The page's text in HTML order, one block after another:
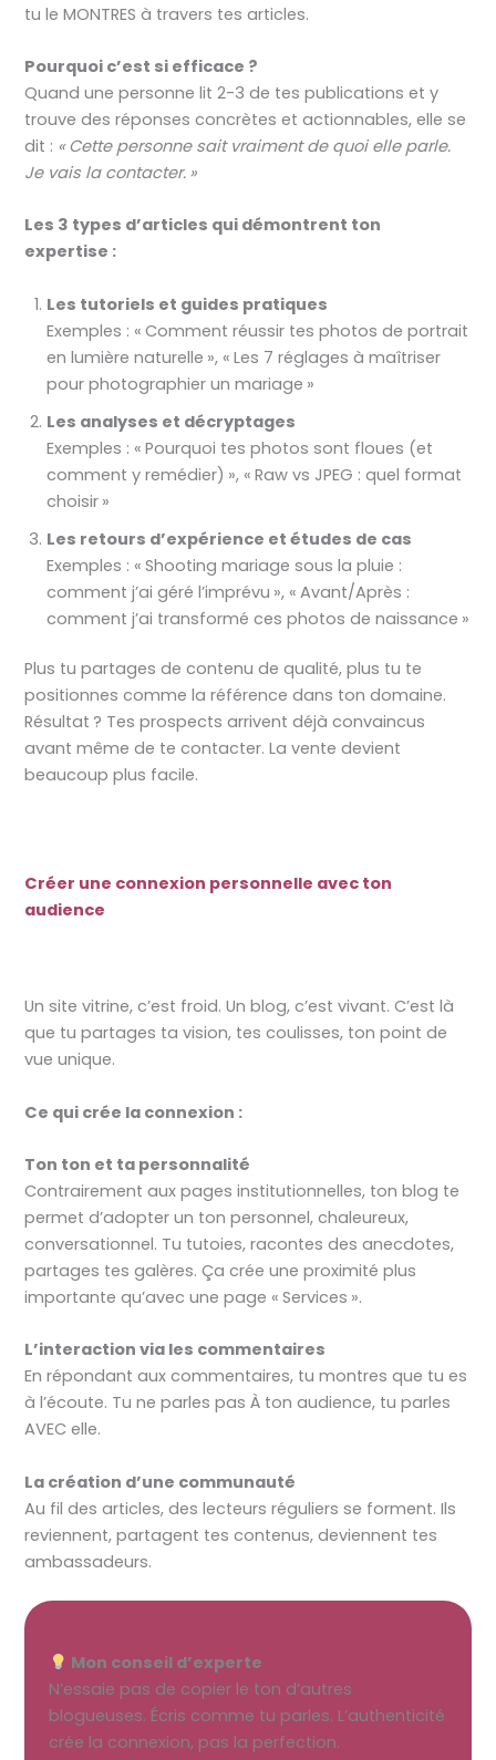
tu le MONTRES à travers tes articles.
Pourquoi c’est si efficace ?
Quand une personne lit 2-3 de tes publications et y
trouve des réponses concrètes et actionnables, elle se
dit : « Cette personne sait vraiment de quoi elle parle.
Je vais la contacter. »
Les 3 types d’articles qui démontrent ton
expertise :
Les tutoriels et guides pratiques
Exemples : « Comment réussir tes photos de portrait
en lumière naturelle », « Les 7 réglages à maîtriser
pour photographier un mariage »
Les analyses et décryptages
Exemples : « Pourquoi tes photos sont floues (et
comment y remédier) », « Raw vs JPEG : quel format
choisir »
Les retours d’expérience et études de cas
Exemples : « Shooting mariage sous la pluie :
comment j’ai géré l’imprévu », « Avant/Après :
comment j’ai transformé ces photos de naissance »
Plus tu partages de contenu de qualité, plus tu te
positionnes comme la référence dans ton domaine.
Résultat ? Tes prospects arrivent déjà convaincus
avant même de te contacter. La vente devient
beaucoup plus facile.
Créer une connexion personnelle avec ton
audience
Un site vitrine, c’est froid. Un blog, c’est vivant. C’est là
que tu partages ta vision, tes coulisses, ton point de
vue unique.
Ce qui crée la connexion :
Ton ton et ta personnalité
Contrairement aux pages institutionnelles, ton blog te
permet d’adopter un ton personnel, chaleureux,
conversationnel. Tu tutoies, racontes des anecdotes,
partages tes galères. Ça crée une proximité plus
importante qu’avec une page « Services ».
L’interaction via les commentaires
En répondant aux commentaires, tu montres que tu es
à l’écoute. Tu ne parles pas À ton audience, tu parles
AVEC elle.
La création d’une communauté
Au fil des articles, des lecteurs réguliers se forment. Ils
reviennent, partagent tes contenus, deviennent tes
ambassadeurs.
Mon conseil d’experte
N’essaie pas de copier le ton d’autres
blogueuses. Écris comme tu parles. L’authenticité
crée la connexion, pas la perfection.